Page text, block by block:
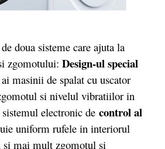
doua sisteme care ajuta la
zgomotului: Design-ul special
masinii de spalat cu uscator
si nivelul vibratiilor in
electronic de control al
uniform rufele in interiorul
mai mult zgomotul si